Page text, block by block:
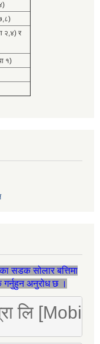
२,४) र
१)
सडक सोलार बत्तिमा
गर्नुहुन अनुरोध छ ।
प्रा लि